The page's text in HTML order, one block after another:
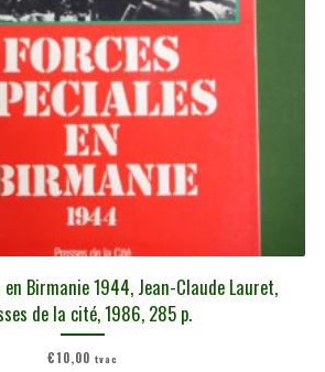
en Birmanie 1944, Jean-Claude Lauret,
de la cité, 1986, 285 p.
€10,00 tvac